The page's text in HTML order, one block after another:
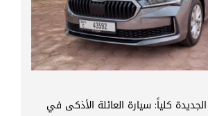
كلياً: سيارة العائلة الأذكى في